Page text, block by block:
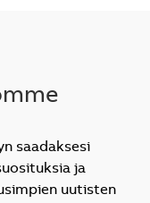
saadaksesi
ja
uutisten